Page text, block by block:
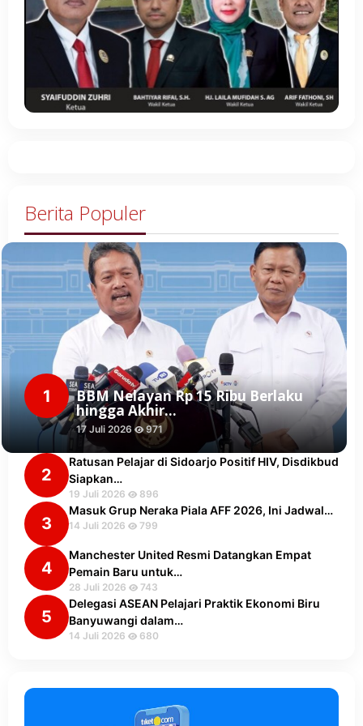
Berita Populer
1 BBM Nelayan Rp 15 Ribu Berlaku
hingga Akhir…
17 Juli 2026 971
2
Ratusan Pelajar di Sidoarjo Positif HIV, Disdikbud
Siapkan…
19 Juli 2026 896
3
Masuk Grup Neraka Piala AFF 2026, Ini Jadwal…
14 Juli 2026 799
4
Manchester United Resmi Datangkan Empat
Pemain Baru untuk…
28 Juli 2026 743
5
Delegasi ASEAN Pelajari Praktik Ekonomi Biru
Banyuwangi dalam…
14 Juli 2026 680